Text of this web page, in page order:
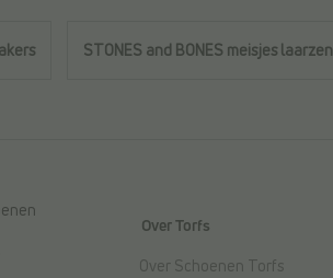
STONES and BONES meisjes laarzen
Over Torfs
Over Schoenen Torfs